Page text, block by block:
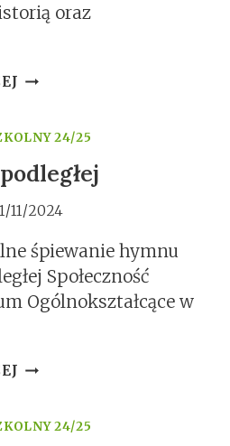
oraz
LEKCJA
ZAMKU
W
24/25
11/2024
śpiewanie hymnu
Społeczność
Ogólnokształcące w
HYMN
24/25